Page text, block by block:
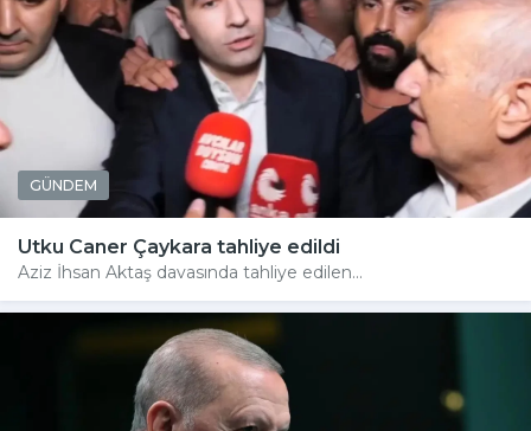
GÜNDEM
Utku Caner Çaykara tahliye edildi
Aziz İhsan Aktaş davasında tahliye edilen...